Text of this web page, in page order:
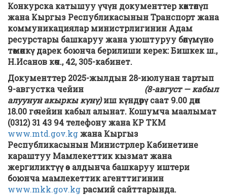
Конкурска катышуу үчүн документтер көктөлүп
жана Кыргыз Республикасынын Транспорт жана
коммуникациялар министрлигинин Адам
ресурстары башкаруу жана уюштуруу бөлүмүнө
төмөнкү дарек боюнча берилиши керек: Бишкек ш.,
Н.Исанов көч., 42,305-кабинет.
Документтер 2025-жылдын 28-июлунан тартып
9-августка чейин (8-август — кабыл
алуунун акыркы күнү)иш күндөрү саат 9.00 дөн
18.00 гө чейин кабыл алынат. Кошумча маалымат
(0312) 31 43 94 телефону жана КР ТКМ
www.mtd.gov.kgжана Кыргыз
Республикасынын Министрлер Кабинетине
караштуу Мамлекеттик кызмат жана
жергиликтүү өз алдынча башкаруу иштери
боюнча мамлекеттик агенттигинин
www.mkk.gov.kg расмий сайттарында.